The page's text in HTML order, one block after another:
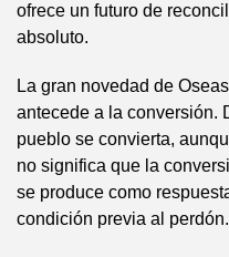
ofrece un futuro de
absoluto.
La gran novedad de
antecede a la conversión.
pueblo se convierta,
no significa que la
se produce como
condición previa al perdón.